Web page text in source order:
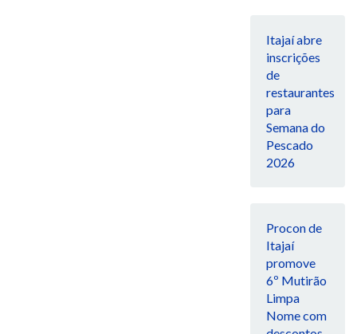
Itajaí abre
inscrições
de
restaurantes
para
Semana do
Pescado
2026
Procon de
Itajaí
promove
6º Mutirão
Limpa
Nome com